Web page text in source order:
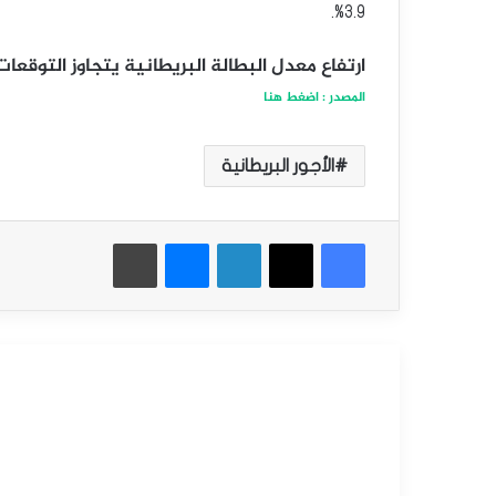
3.9%.
ارتفاع معدل البطالة البريطانية يتجاوز
المصدر : اضغط هنا
الأجور البريطانية
فيسبوك
‫X لينكدإن ماسنجر طباعة